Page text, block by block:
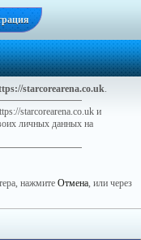
starcorearena.co.uk.
starcorearena.co.uk и
личных данных на
нажмите Отмена, или через